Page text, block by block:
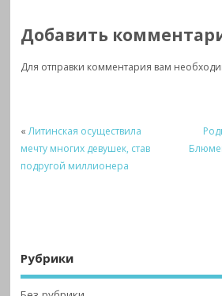
Добавить
Для отправки комментария вам
«Литинская осуществила
мечту многих девушек, став
подругой миллионера
Рубрики